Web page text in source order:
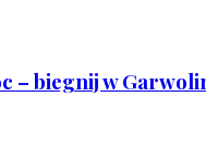
– biegnij w